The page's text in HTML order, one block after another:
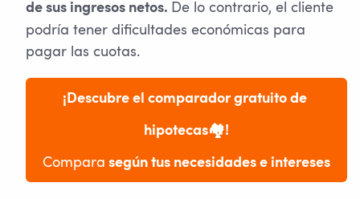
de sus ingresos netos. De lo contrario, el cliente
podría tener dificultades económicas para
pagar las cuotas.
¡Descubre el comparador gratuito de
hipotecas🏘️!
Compara según tus necesidades e intereses